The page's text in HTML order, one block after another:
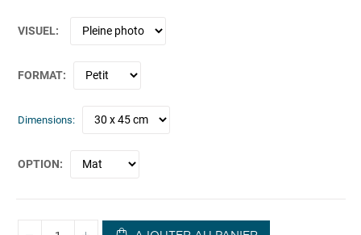
VISUEL
FORMAT
Dimensions
OPTION